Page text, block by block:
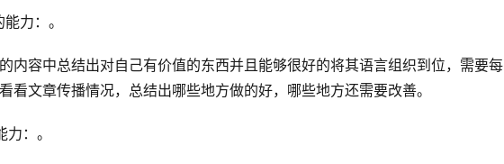
力：。
容中总结出对自己有价值的东西并且能够很好的将其语言组织到位，需要每
看文章传播情况，总结出哪些地方做的好，哪些地方还需要改善。
：。